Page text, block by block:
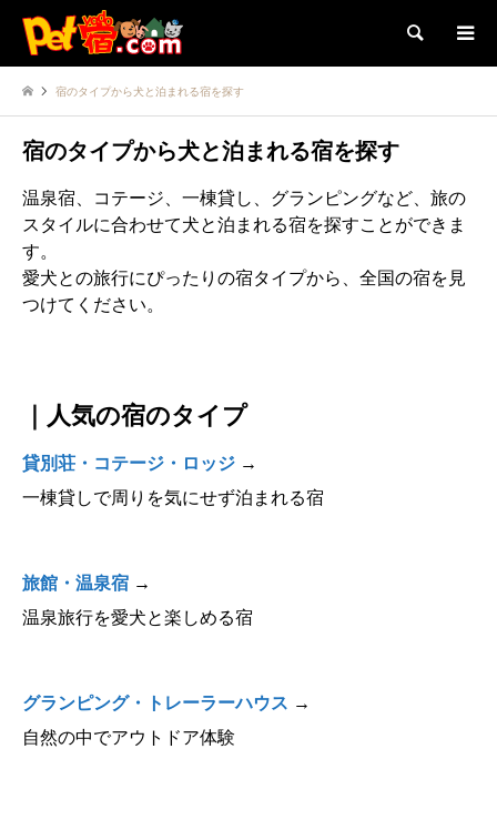
検索
宿のタイプから犬と泊まれる宿を探す
宿のタイプから犬と泊まれる宿を探す
温泉宿、コテージ、一棟貸し、グランピングなど、旅の
スタイルに合わせて犬と泊まれる宿を探すことができま
す。
愛犬との旅行にぴったりの宿タイプから、全国の宿を見
つけてください。
｜人気の宿のタイプ
貸別荘・コテージ・ロッジ →
一棟貸しで周りを気にせず泊まれる宿
旅館・温泉宿 →
温泉旅行を愛犬と楽しめる宿
グランピング・トレーラーハウス →
自然の中でアウトドア体験